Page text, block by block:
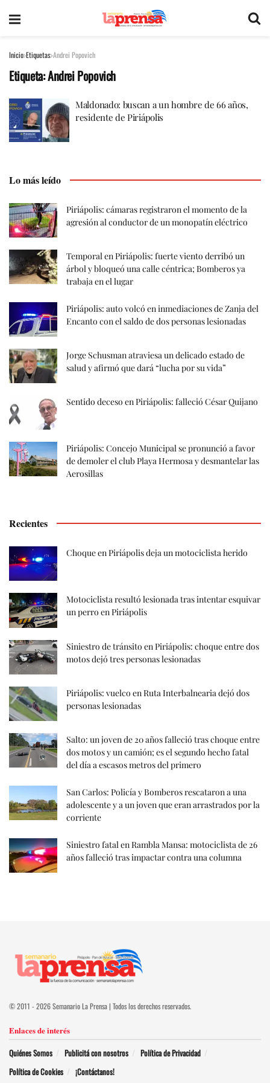
Inicio Etiquetas Andrei Popovich
Etiqueta:Andrei Popovich
Maldonado: buscan a un hombre de 66 años,
residente de Piriápolis
Lo más leído
Piriápolis: cámaras registraron el momento de la
agresión al conductor de un monopatín eléctrico
Temporal en Piriápolis: fuerte viento derribó un
árbol y bloqueó una calle céntrica; Bomberos ya
trabaja en el lugar
Piriápolis: auto volcó en inmediaciones de Zanja del
Encanto con el saldo de dos personas lesionadas
Jorge Schusman atraviesa un delicado estado de
salud y afirmó que dará “lucha por su vida”
Sentido deceso en Piriápolis: falleció César Quijano
Piriápolis: Concejo Municipal se pronunció a favor
de demoler el club Playa Hermosa y desmantelar las
Aerosillas
Recientes
Choque en Piriápolis deja un motociclista herido
Motociclista resultó lesionada tras intentar esquivar
un perro en Piriápolis
Siniestro de tránsito en Piriápolis: choque entre dos
motos dejó tres personas lesionadas
Piriápolis: vuelco en Ruta Interbalnearia dejó dos
personas lesionadas
Salto: un joven de 20 años falleció tras choque entre
dos motos y un camión; es el segundo hecho fatal
del día a escasos metros del primero
San Carlos: Policía y Bomberos rescataron a una
adolescente y a un joven que eran arrastrados por la
corriente
Siniestro fatal en Rambla Mansa: motociclista de 26
años falleció tras impactar contra una columna
© 2011 - 2026 Semanario La Prensa | Todos los derechos reservados.
Enlaces de interés
Quiénes Somos Publicitá con nosotros
Política de Privacidad
Política de Cookies
¡Contáctanos!